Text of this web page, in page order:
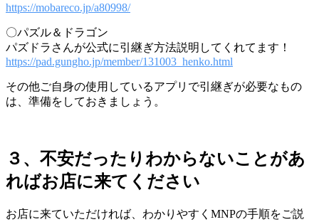
https://mobareco.jp/a80998/
〇パズル＆ドラゴン
パズドラさんが公式に引継ぎ方法説明してくれてます！
https://pad.gungho.jp/member/131003_henko.html
その他ご自身の使用しているアプリで引継ぎが必要なもの
は、準備をしておきましょう。
３、不安だったりわからないことがあ
ればお店に来てください
お店に来ていただければ、わかりやすくMNPの手順をご説